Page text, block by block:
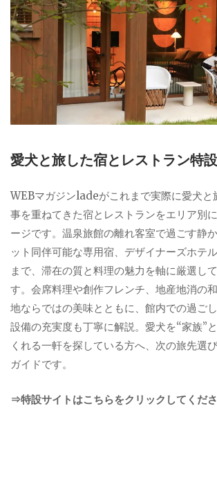
愛犬と旅した宿とレストラン特
WEBマガジンladeがこれまで実際に愛犬と
事を重ねてきた宿とレストランをエリア別
ージです。温泉旅館の離れ客室で過ごす静
ット同伴可能な専用宿、デザイナーズホテ
まで、滞在の質と料理の魅力を軸に厳選し
す。会席料理や創作フレンチ、地産地消の
地ならではの美味とともに、館内での過ご
設備の充実度も丁寧に解説。愛犬を“家族”
くれる一軒を探している方へ、次の旅先選
ガイドです。
⇒特設サイトはこちらをクリックしてくださ